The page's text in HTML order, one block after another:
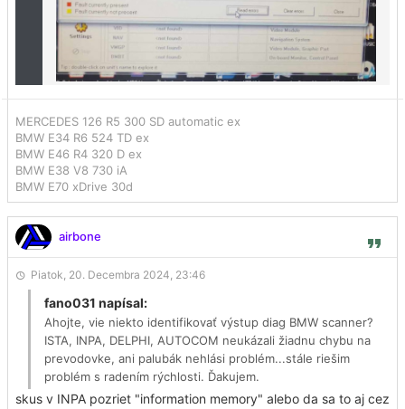
MERCEDES 126 R5 300 SD automatic ex
BMW E34 R6 524 TD ex
BMW E46 R4 320 D ex
BMW E38 V8 730 iA
BMW E70 xDrive 30d
airbone
Piatok, 20. Decembra 2024, 23:46
fano031 napísal:
Ahojte, vie niekto identifikovať výstup diag BMW scanner?
ISTA, INPA, DELPHI, AUTOCOM neukázali žiadnu chybu na
prevodovke, ani palubák nehlási problém...stále riešim
problém s radením rýchlosti. Ďakujem.
skus v INPA pozriet "information memory" alebo da sa to aj cez